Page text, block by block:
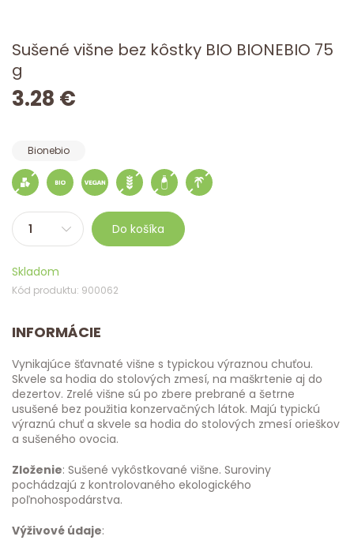
Sušené višne bez kôstky BIO BIONEBIO 75
g
3.28 €
Bionebio
Do košíka
Skladom
Kód produktu: 900062
INFORMÁCIE
Vynikajúce šťavnaté višne s typickou výraznou chuťou.
Skvele sa hodia do stolových zmesí, na maškrtenie aj do
dezertov. Zrelé višne sú po zbere prebrané a šetrne
usušené bez použitia konzervačných látok. Majú typickú
výraznú chuť a skvele sa hodia do stolových zmesí orieškov
a sušeného ovocia.
Zloženie: Sušené vykôstkované višne. Suroviny
pochádzajú z kontrolovaného ekologického
poľnohospodárstva.
Výživové údaje: